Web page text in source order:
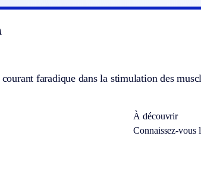
faradique dans la stimulation des
À découvrir
Connaissez-